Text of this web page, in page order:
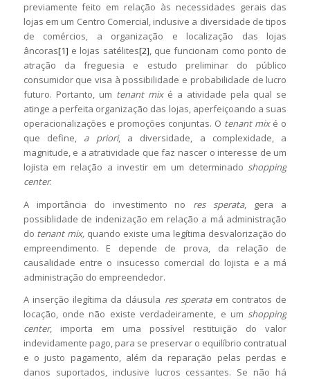
previamente feito em relação às necessidades gerais das
lojas em um Centro Comercial, inclusive a diversidade de tipos
de comércios, a organização e localização das lojas
âncoras[1] e lojas satélites[2], que funcionam como ponto de
atração da freguesia e estudo preliminar do público
consumidor que visa à possibilidade e probabilidade de lucro
futuro. Portanto, um tenant mixé a atividade pela qual se
atinge a perfeita organização das lojas, aperfeiçoando a suas
operacionalizações e promoções conjuntas. O tenant mixé o
que define, a priori, a diversidade, a complexidade, a
magnitude, e a atratividade que faz nascer o interesse de um
lojista em relação a investir em um determinado shopping
center.
A importância do investimento no res sperata, gera a
possiblidade de indenização em relação a má administração
do tenant mix, quando existe uma legítima desvalorização do
empreendimento. E depende de prova, da relação de
causalidade entre o insucesso comercial do lojista e a má
administração do empreendedor.
A inserção ilegítima da cláusula res sperataem contratos de
locação, onde não existe verdadeiramente, e um shopping
center, importa em uma possível restituição do valor
indevidamente pago, para se preservar o equilíbrio contratual
e o justo pagamento, além da reparação pelas perdas e
danos suportados, inclusive lucros cessantes. Se não há